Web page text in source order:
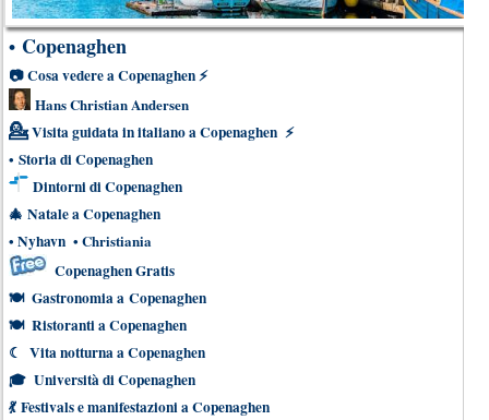
• Copenaghen
📷 Cosa vedere a Copenaghen⚡
Hans Christian Andersen
💁 Visita guidata in italiano a Copenaghen ⚡
• Storia di Copenaghen
Dintorni di Copenaghen
🎄 Natale a Copenaghen
• Nyhavn • Christiania
Copenaghen Gratis
🍽 Gastronomia a Copenaghen
🍽 Ristoranti a Copenaghen
☾ Vita notturna a Copenaghen
🎓 Università di Copenaghen
💃 Festivals e manifestazioni a Copenaghen